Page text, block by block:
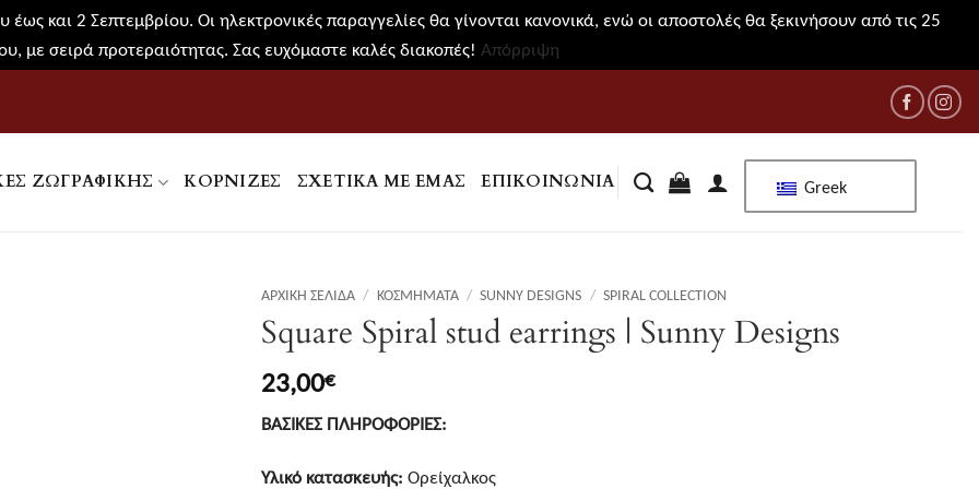
και 2 Σεπτεμβρίου. Οι ηλεκτρονικές παραγγελίες θα γίνονται κανονικά, ενώ οι αποστολές θα ξεκινήσουν από τις 25
με σειρά προτεραιότητας. Σας ευχόμαστε καλές διακοπές! Απόρριψη
ΖΩΓΡΑΦΙΚΉΣ ΚΟΡΝΊΖΕΣ ΣΧΕΤΙΚΑ ΜΕ ΕΜΑΣ ΕΠΙΚΟΙΝΩΝΊΑ Greek
ΑΡΧΙΚΉ ΣΕΛΊΔΑ / ΚΟΣΜΉΜΑΤΑ / SUNNY DESIGNS / SPIRAL COLLECTION
Square Spiral stud earrings | Sunny Designs
23,00€
ΒΑΣΙΚΕΣ ΠΛΗΡΟΦΟΡΙΕΣ:
Υλικό κατασκευής: Ορείχαλκος